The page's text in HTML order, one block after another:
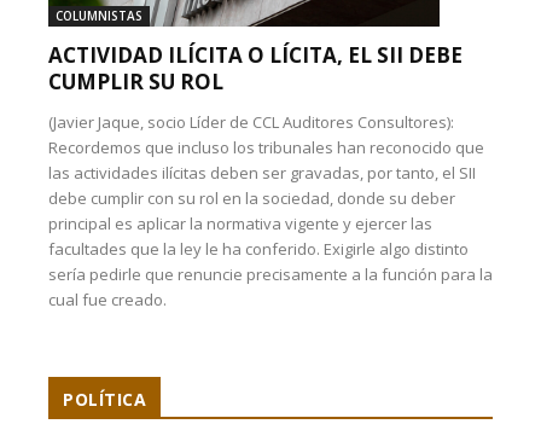
COLUMNISTAS
ACTIVIDAD ILÍCITA O LÍCITA, EL SII DEBE
CUMPLIR SU ROL
(Javier Jaque, socio Líder de CCL Auditores Consultores):
Recordemos que incluso los tribunales han reconocido que
las actividades ilícitas deben ser gravadas, por tanto, el SII
debe cumplir con su rol en la sociedad, donde su deber
principal es aplicar la normativa vigente y ejercer las
facultades que la ley le ha conferido. Exigirle algo distinto
sería pedirle que renuncie precisamente a la función para la
cual fue creado.
POLÍTICA